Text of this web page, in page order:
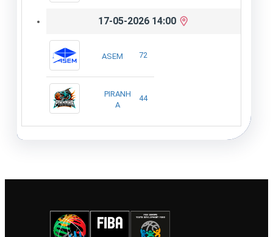
17-05-2026 14:00
ASEM 72
PIRANH
A
44